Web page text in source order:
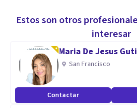
Estos son otros
interesar
Maria De Jesus
San Francisco
Contactar